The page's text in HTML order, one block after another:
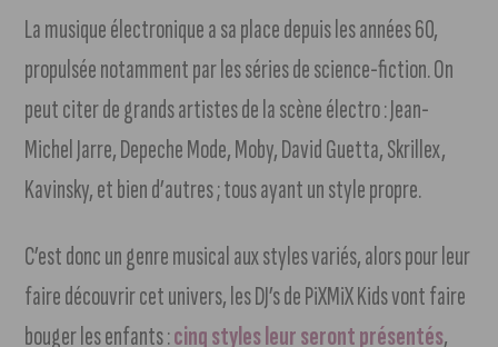
La musique électronique a sa place depuis les années 60,
propulsée notamment par les séries de science-fiction. On
peut citer de grands artistes de la scène électro : Jean-
Michel Jarre, Depeche Mode, Moby, David Guetta, Skrillex,
Kavinsky, et bien d’autres ; tous ayant un style propre.
C’est donc un genre musical aux styles variés, alors pour leur
faire découvrir cet univers, les DJ’s de PiXMiX Kids vont faire
bouger les enfants :cinq styles leur seront présentés,